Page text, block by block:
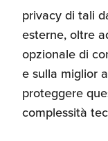
privacy di tali
esterne, oltre
opzionale di
e sulla miglior
proteggere
complessità